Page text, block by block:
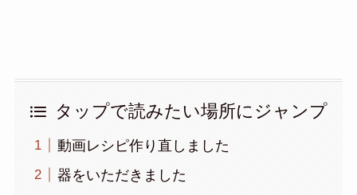
タップで読みたい場所にジャンプ
動画レシピ作り直しました
器をいただきました